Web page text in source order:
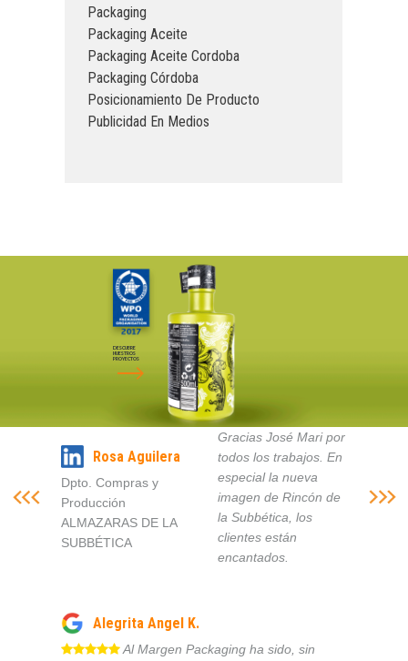
Packaging
Packaging Aceite
Packaging Aceite Cordoba
Packaging Córdoba
Posicionamiento De Producto
Publicidad En Medios
DESCUBRE
NUESTROS
PROYECTOS
Rosa Aguilera
Dpto. Compras y
Producción
ALMAZARAS DE LA
SUBBÉTICA
Gracias José Mari por
todos los trabajos. En
especial la nueva
imagen de Rincón de
la Subbética, los
clientes están
encantados.
Alegrita Angel K.
Al Margen Packaging ha sido, sin